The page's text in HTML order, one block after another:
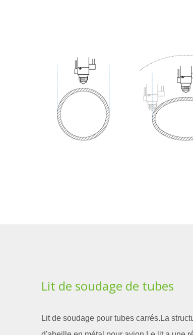
Lit de soudage de tubes
Lit de soudage pour tubes carrés.La